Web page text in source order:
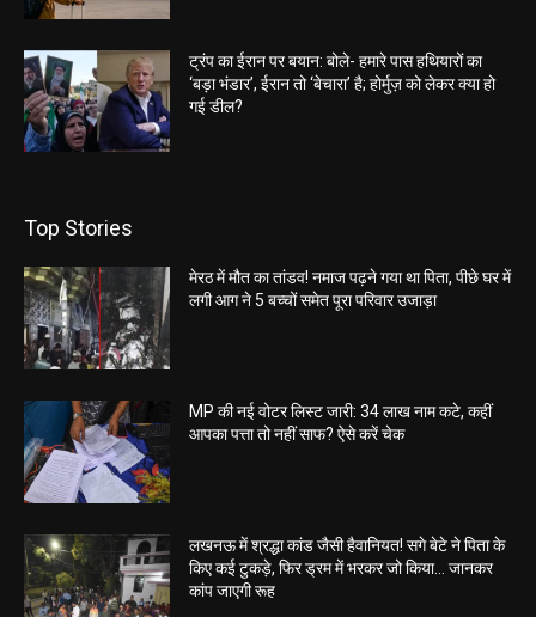
ट्रंप का ईरान पर बयान: बोले- हमारे पास हथियारों का
‘बड़ा भंडार’, ईरान तो ‘बेचारा’ है; होर्मुज़ को लेकर क्या हो
गई डील?
Top Stories
मेरठ में मौत का तांडव! नमाज पढ़ने गया था पिता, पीछे घर में
लगी आग ने 5 बच्चों समेत पूरा परिवार उजाड़ा
MP की नई वोटर लिस्ट जारी: 34 लाख नाम कटे, कहीं
आपका पत्ता तो नहीं साफ? ऐसे करें चेक
लखनऊ में श्रद्धा कांड जैसी हैवानियत! सगे बेटे ने पिता के
किए कई टुकड़े, फिर ड्रम में भरकर जो किया… जानकर
कांप जाएगी रूह